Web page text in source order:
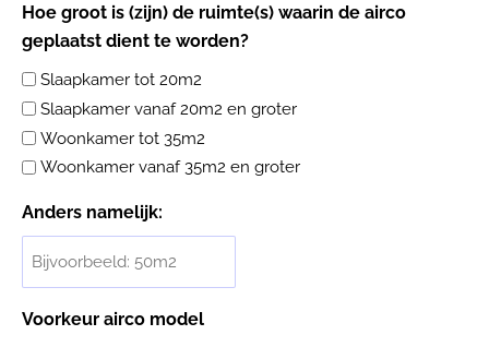
Hoe groot is (zijn) de ruimte(s) waarin de airco
geplaatst dient te worden?
Slaapkamer tot 20m2
Slaapkamer vanaf 20m2 en groter
Woonkamer tot 35m2
Woonkamer vanaf 35m2 en groter
Anders namelijk:
Voorkeur airco model